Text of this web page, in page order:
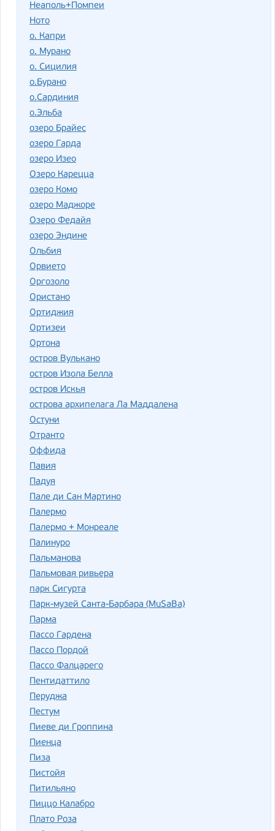
Неаполь+Помпеи
Ното
о. Капри
о. Мурано
о. Сицилия
о.Бурано
о.Сардиния
о.Эльба
озеро Брайес
озеро Гарда
озеро Изео
Озеро Карецца
озеро Комо
озеро Маджоре
Озеро Федайя
озеро Эндине
Ольбия
Орвието
Оргозоло
Ористано
Ортиджия
Ортизеи
Ортона
остров Вулькано
остров Изола Белла
остров Искья
острова архипелага Ла Маддалена
Остуни
Отранто
Оффида
Павия
Падуя
Пале ди Сан Мартино
Палермо
Палермо + Монреале
Палинуро
Пальманова
Пальмовая ривьера
парк Сигурта
Парк-музей Санта-Барбара (MuSaBa)
Парма
Пассо Гардена
Пассо Пордой
Пассо Фалцарего
Пентидаттило
Перуджа
Пестум
Пиеве ди Гроппина
Пиенца
Пиза
Пистойя
Питильяно
Пиццо Калабро
Плато Роза